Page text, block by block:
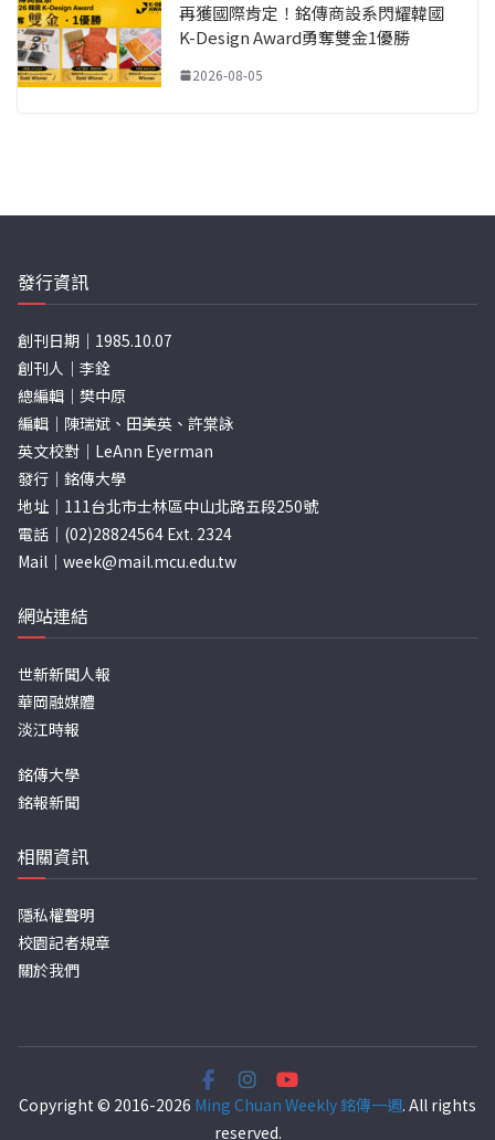
再獲國際肯定！銘傳商設系閃耀韓國
K-Design Award勇奪雙金1優勝
2026-08-05
發行資訊
創刊日期｜1985.10.07
創刊人｜李銓
總編輯｜樊中原
編輯｜陳瑞斌、田美英、許棠詠
英文校對｜LeAnn Eyerman
發行｜銘傳大學
地址｜111台北市士林區中山北路五段250號
電話｜(02)28824564 Ext. 2324
Mail｜ week@mail.mcu.edu.tw
網站連結
世新新聞人報
華岡融媒體
淡江時報
銘傳大學
銘報新聞
相關資訊
隱私權聲明
校園記者規章
關於我們
Copyright © 2016-2026 Ming Chuan Weekly 銘傳一週. All rights
reserved.